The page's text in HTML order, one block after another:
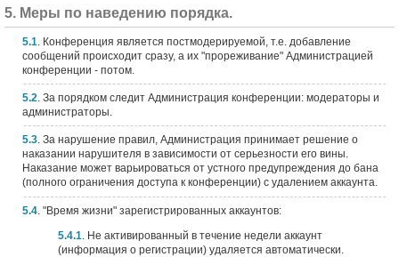
5. Меры по наведению порядка.
5.1 . Конференция является постмодерируемой, т.е. добавление
сообщений происходит сразу, а их "прореживание" Администрацией
конференции - потом.
5.2. За порядком следит Администрация конференции: модераторы и
администраторы.
5.3. За нарушение правил, Администрация принимает решение о
наказании нарушителя в зависимости от серьезности его вины.
Наказание может варьироваться от устного предупреждения до бана
(полного ограничения доступа к конференции) с удалением аккаунта.
5.4 . "Время жизни" зарегистрированных аккаунтов:
5.4.1 . Не активированный в течение недели аккаунт
(информация о регистрации) удаляется автоматически.